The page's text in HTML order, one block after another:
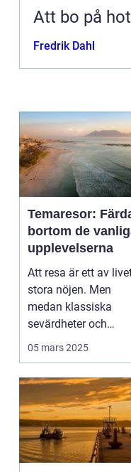
Att bo på
Fredrik Dahl
Temaresor:
bortom de
upplevelserna
Att resa är ett av
stora nöjen. Men
medan klassiska
sevärdheter och
typiska re...
05 mars 2025